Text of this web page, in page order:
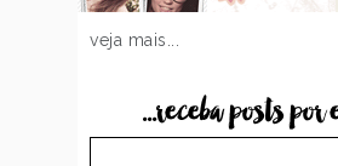
veja mais...
...receba posts por